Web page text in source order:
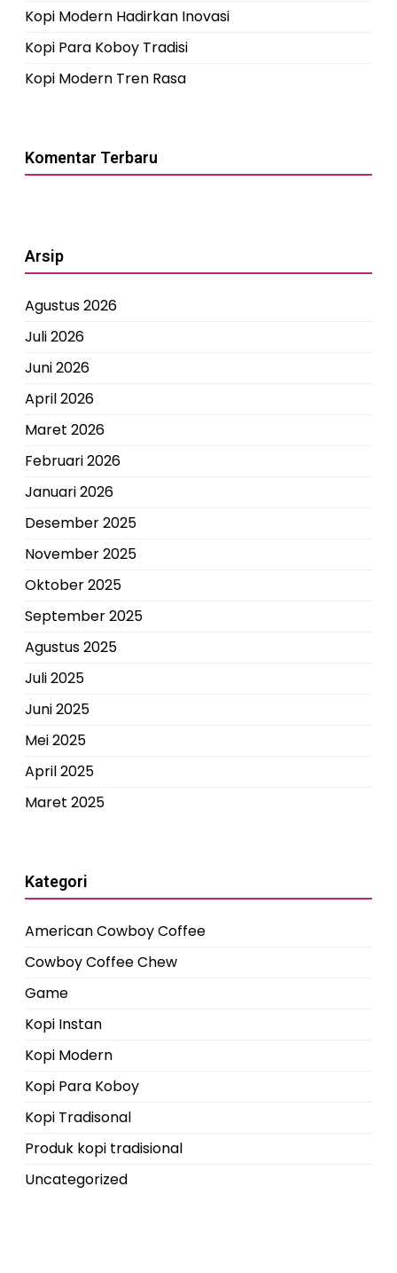
Kopi Modern Hadirkan Inovasi
Kopi Para Koboy Tradisi
Kopi Modern Tren Rasa
Komentar Terbaru
Arsip
Agustus 2026
Juli 2026
Juni 2026
April 2026
Maret 2026
Februari 2026
Januari 2026
Desember 2025
November 2025
Oktober 2025
September 2025
Agustus 2025
Juli 2025
Juni 2025
Mei 2025
April 2025
Maret 2025
Kategori
American Cowboy Coffee
Cowboy Coffee Chew
Game
Kopi Instan
Kopi Modern
Kopi Para Koboy
Kopi Tradisonal
Produk kopi tradisional
Uncategorized